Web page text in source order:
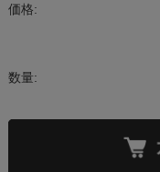
価格:
数量: